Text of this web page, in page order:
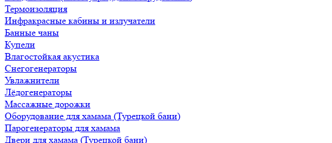
Термоизоляция
Инфракрасные кабины и излучатели
Банные чаны
Купели
Влагостойкая акустика
Снегогенераторы
Увлажнители
Лёдогенераторы
Массажные дорожки
Оборудование для хамама (Турецкой бани)
Парогенераторы для хамама
Двери для хамама (Турецкой бани)